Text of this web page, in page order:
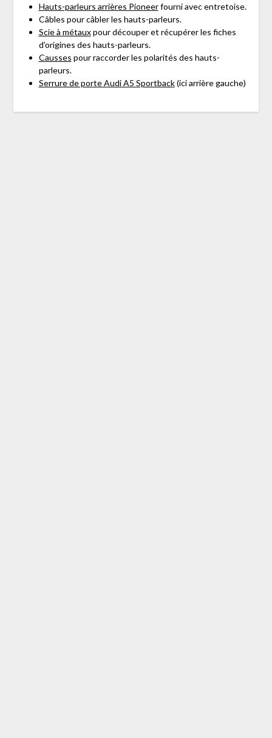
Hauts-parleurs arrières Pioneerfourni avec entretoise.
Câbles pour câbler les hauts-parleurs.
Scie à métauxpour découper et récupérer les fiches
d’origines des hauts-parleurs.
Causses pour raccorder les polarités des hauts-
parleurs.
Serrure de porte Audi A5 Sportback(ici arrière gauche)